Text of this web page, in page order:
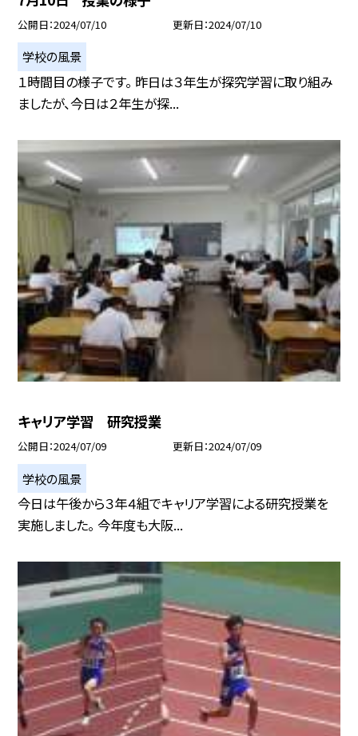
公開日 2024/07/10 更新日 2024/07/10
学校の風景
１時間目の様子です。 昨日は３年生が探究学習に取り組み
ましたが、今日は２年生が探...
キャリア学習 研究授業
公開日 2024/07/09 更新日 2024/07/09
学校の風景
今日は午後から３年４組でキャリア学習による研究授業を
実施しました。 今年度も大阪...